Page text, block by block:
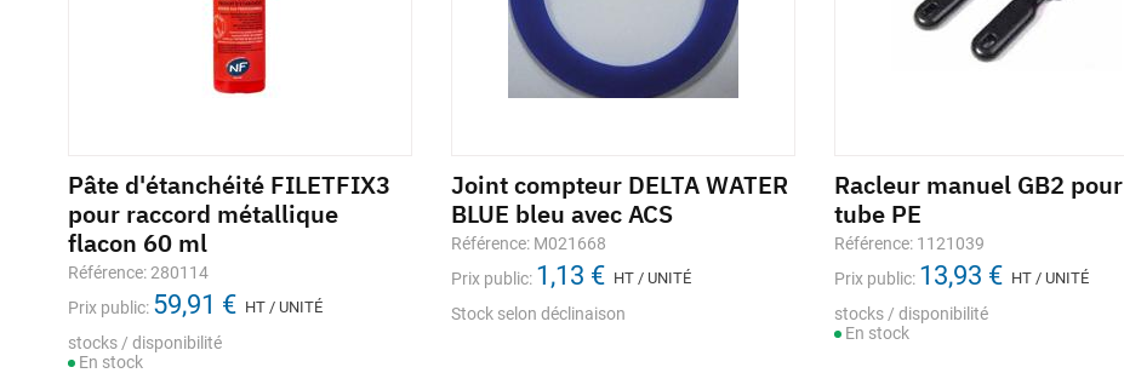
Pâte d'étanchéité FILETFIX3
pour raccord métallique
flacon 60 ml
Référence: 280114
Prix public: 59,91 € HT / UNITÉ
stocks / disponibilité
En stock
Joint compteur DELTA WATER
BLUE bleu avec ACS
Référence: M021668
Prix public: 1,13 € HT / UNITÉ
Stock selon déclinaison
Racleur manuel GB2 pour
tube PE
Référence: 1121039
Prix public: 13,93 € HT / UNITÉ
stocks / disponibilité
En stock